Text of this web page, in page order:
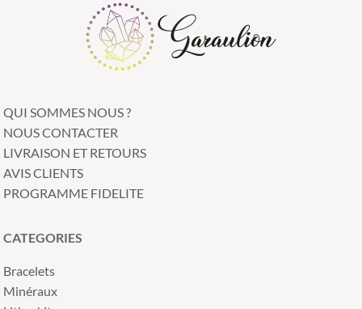
QUI SOMMES NOUS ?
NOUS CONTACTER
LIVRAISON ET RETOURS
AVIS CLIENTS
PROGRAMME FIDELITE
CATEGORIES
Bracelets
Minéraux